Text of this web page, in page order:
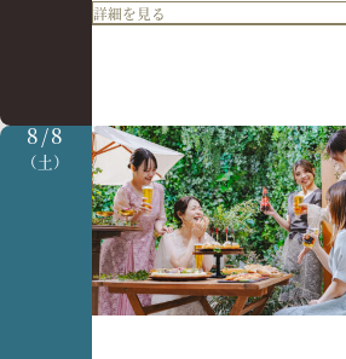
詳細を見る
詳細を見る
8/8
（土）